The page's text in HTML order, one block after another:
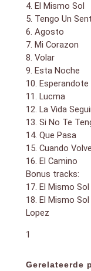
4. El Mismo Sol
5. Tengo Un
6. Agosto
7. Mi Corazon
8. Volar
9. Esta Noche
10. Esperandote
11. Lucma
12. La Vida
13. Si No Te
14. Que Pasa
15. Cuando
16. El Camino
Bonus tracks:
17. El Mismo Sol
18. El Mismo
Lopez
1
Gerelateerde